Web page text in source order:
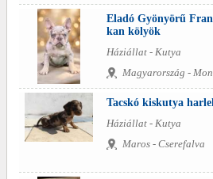
Eladó Gyönyörű
kan kölyök
Háziállat - Kutya
Magyarország -
Tacskó kiskutya
Háziállat - Kutya
Maros - Cserefalva